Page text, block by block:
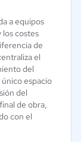
a equipos
los costes
de
el
del
espacio
del
de obra,
con el